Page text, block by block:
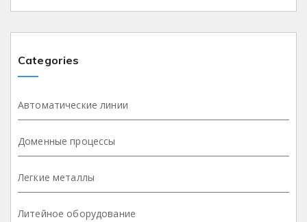
Categories
Автоматические линии
Доменные процессы
Легкие металлы
Литейное оборудование